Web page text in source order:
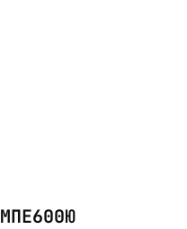
МПЕ600Ю